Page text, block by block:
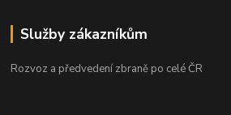
Služby zákazníkům
Rozvoz a předvedení zbraně po celé ČR